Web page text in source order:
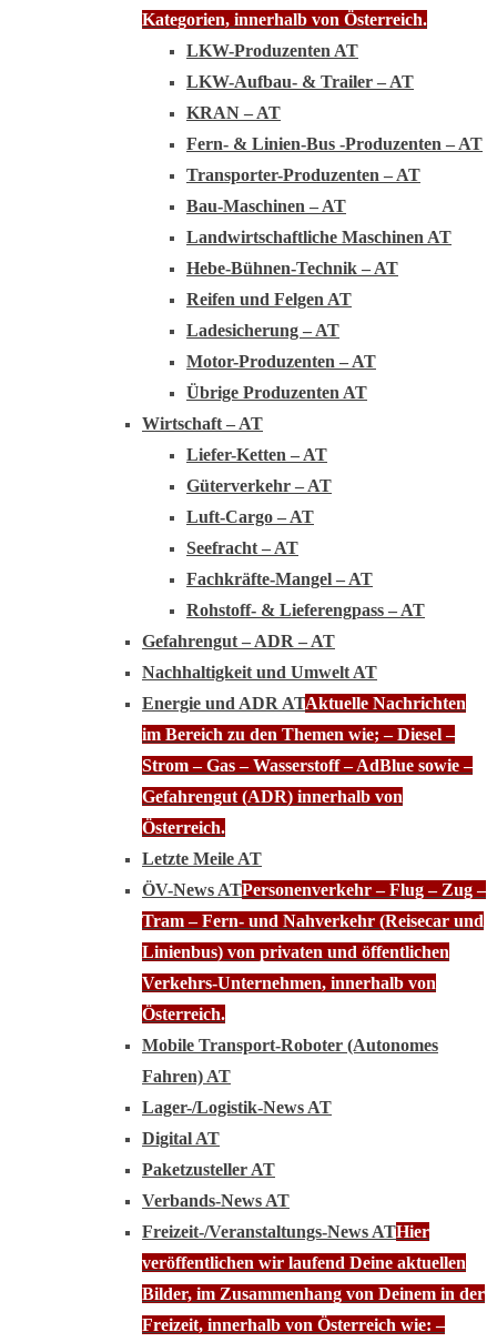
Kategorien, innerhalb von Österreich.
LKW-Produzenten AT
LKW-Aufbau- & Trailer – AT
KRAN – AT
Fern- & Linien-Bus -Produzenten – AT
Transporter-Produzenten – AT
Bau-Maschinen – AT
Landwirtschaftliche Maschinen AT
Hebe-Bühnen-Technik – AT
Reifen und Felgen AT
Ladesicherung – AT
Motor-Produzenten – AT
Übrige Produzenten AT
Wirtschaft – AT
Liefer-Ketten – AT
Güterverkehr – AT
Luft-Cargo – AT
Seefracht – AT
Fachkräfte-Mangel – AT
Rohstoff- & Lieferengpass – AT
Gefahrengut – ADR – AT
Nachhaltigkeit und Umwelt AT
Energie und ADR ATAktuelle Nachrichten
im Bereich zu den Themen wie; – Diesel –
Strom – Gas – Wasserstoff – AdBlue sowie –
Gefahrengut (ADR) innerhalb von
Österreich.
Letzte Meile AT
ÖV-News ATPersonenverkehr – Flug – Zug –
Tram – Fern- und Nahverkehr (Reisecar und
Linienbus) von privaten und öffentlichen
Verkehrs-Unternehmen, innerhalb von
Österreich.
Mobile Transport-Roboter (Autonomes
Fahren) AT
Lager-/Logistik-News AT
Digital AT
Paketzusteller AT
Verbands-News AT
Freizeit-/Veranstaltungs-News ATHier
veröffentlichen wir laufend Deine aktuellen
Bilder, im Zusammenhang von Deinem in der
Freizeit, innerhalb von Österreich wie: –